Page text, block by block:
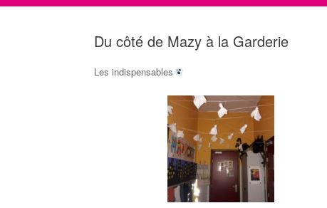
Du côté de Mazy à la Garderie
Les indispensables